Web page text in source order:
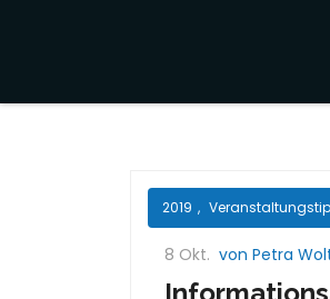
2019 ,
8 Okt. von Petra